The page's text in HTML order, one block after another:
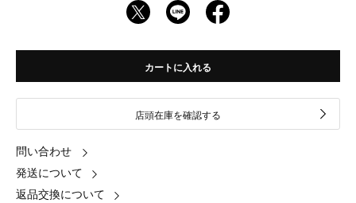
カートに入れる
店頭在庫を確認する
問い合わせ
発送について
返品交換について